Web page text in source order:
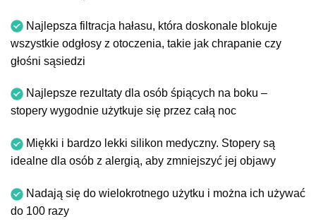
Najlepsza filtracja hałasu, która doskonale blokuje
wszystkie odgłosy z otoczenia, takie jak chrapanie czy
głośni sąsiedzi
Najlepsze rezultaty dla osób śpiących na boku –
stopery wygodnie użytkuje się przez całą noc
Miękki i bardzo lekki silikon medyczny. Stopery są
idealne dla osób z alergią, aby zmniejszyć jej objawy
Nadają się do wielokrotnego użytku i można ich używać
do 100 razy